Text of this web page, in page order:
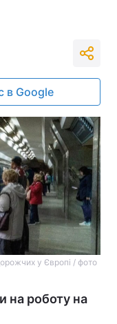
в Google
у Європі / фото
на роботу на